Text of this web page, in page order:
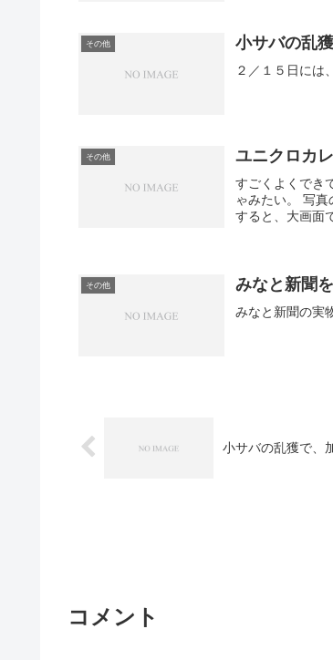
その他 小サバの乱
２／１５日には
その他 ユニクロカ
すごくよくでき
ゃみたい。 写
すると、大画面
その他 みなと新聞
小サバの乱獲で、
コメント